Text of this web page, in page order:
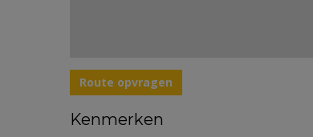
Route opvragen
Kenmerken